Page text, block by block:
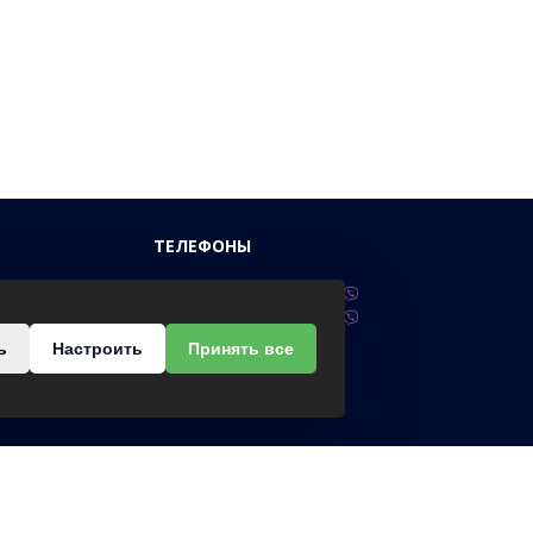
Вс.:
ТЕЛЕФОНЫ
Настроить Принять все